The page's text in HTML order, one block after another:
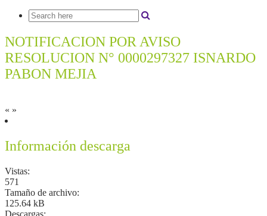
NOTIFICACION POR AVISO
RESOLUCION N° 0000297327 ISNARDO
PABON MEJIA
« »
Información descarga
Vistas:
571
Tamaño de archivo:
125.64 kB
Descargas: